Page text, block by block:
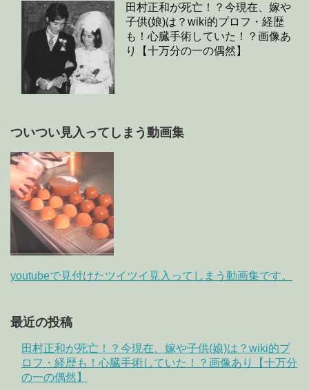
田村正和が死亡！？今現在、嫁や
子供(娘)は？wiki的プロフ・経歴
も！心臓手術していた！？画像あ
り【十万分の一の偶然】
ついつい見入ってしまう動画集
youtubeで見付けたツイツイ見入ってしまう動画集です。
最近の投稿
田村正和が死亡！？今現在、嫁や子供(娘)は？wiki的プ
ロフ・経歴も！心臓手術していた！？画像あり【十万分
の一の偶然】